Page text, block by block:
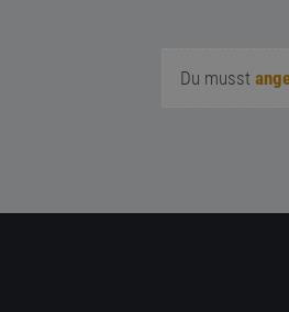
Du musst